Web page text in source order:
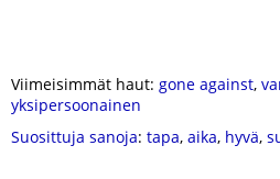
Viimeisimmät haut: gone against,
yksipersoonainen
Suosittuja sanoja: tapa, aika, hyvä,